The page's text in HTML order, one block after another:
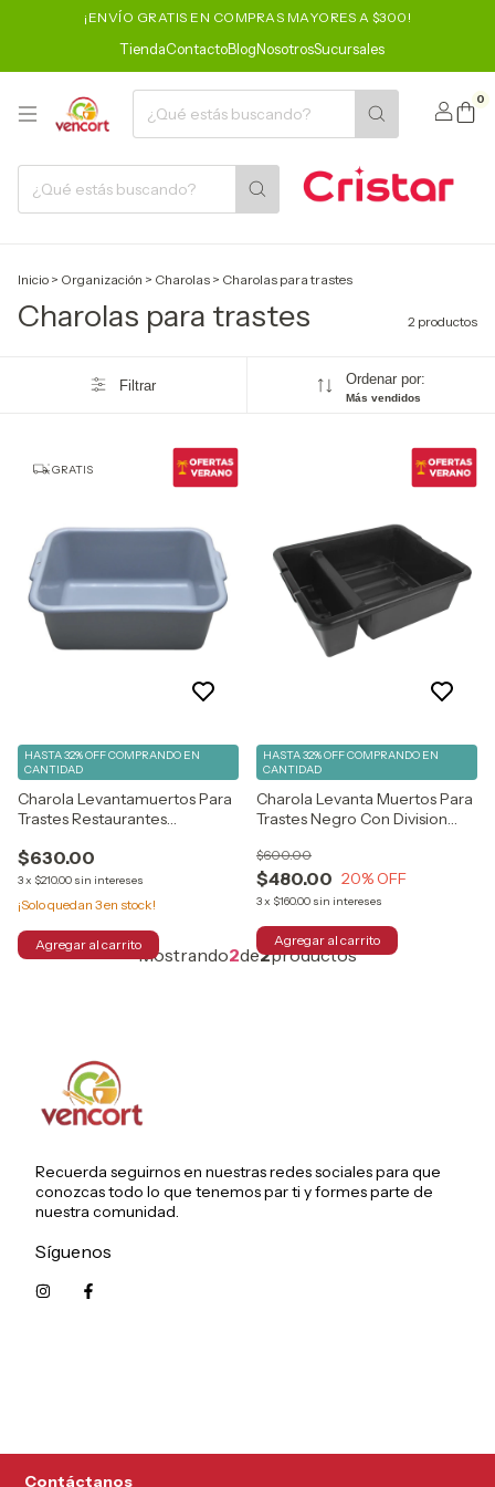
¡ENVÍO GRATIS EN COMPRAS MAYORES A $300!
TiendaContactoBlogNosotrosSucursales
0
Inicio > Organización > Charolas > Charolas para trastes
Charolas para trastes 2 productos
Filtrar Ordenar por:
Más vendidos
GRATIS
Charola Levantamuertos Para
Trastes Restaurantes
$630.00
3x $210.00 sin intereses
HASTA 32% OFFCOMPRANDO EN
CANTIDAD
¡Solo quedan 3en stock!
Charola Levanta Muertos Para
Trastes Negro Con Division
$480.00
$600.00
20% OFF
3x $160.00 sin intereses
HASTA 32% OFFCOMPRANDO EN
CANTIDAD
Mostrando2de2productos
Recuerda seguirnos en nuestras redes sociales para que
conozcas todo lo que tenemos par ti y formes parte de
nuestra comunidad.
Síguenos
Contáctanos